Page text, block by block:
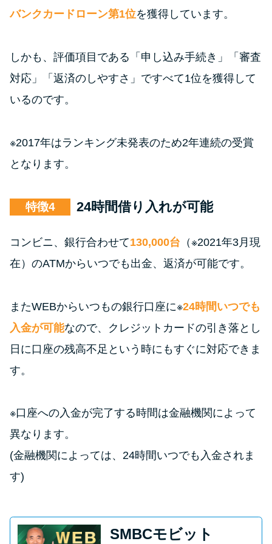
バンクカードローン第1位を獲得しています。
しかも、評価項目である「申し込み手続き」「審査
対応」「返済のしやすさ」ですべて1位を獲得して
いるのです。
※2017年はランキング未発表のため2年連続の受賞
となります。
特徴 24時間借り入れが可能
コンビニ、銀行合わせて130,000台 （※2021年3月現
在）のATMからいつでも出金、返済が可能です。
またWEBからいつもの銀行口座に※24時間いつでも
入金が可能なので、クレジットカードの引き落とし
日に口座の残高不足という時にもすぐに対応できま
す。
※口座への入金が完了する時間は金融機関によって
異なります。
(金融機関によっては、24時間いつでも入金されま
す)
SMBCモビット